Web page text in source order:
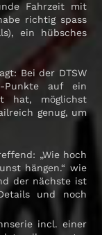
Fahrzeit mit
richtig spass
ein hübsches
Bei der DTSW
auf ein
hat, möglichst
genug, um
„Wie hoch
hängen.“ wie
der nächste ist
und noch
incl. einer